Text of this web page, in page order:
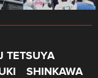
TETSUYA
SHINKAWA